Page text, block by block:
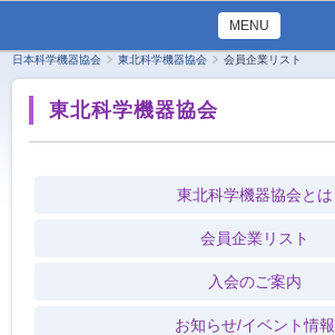
MENU
日本科学機器協会 東北科学機器協会 会員企業リスト
東北科学機器協会
東北科学機器協会とは
会員企業リスト
入会のご案内
お知らせ/イベント情報